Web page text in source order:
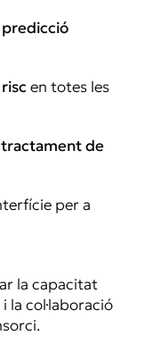
en totes les
tractament de
per a
la capacitat
la col·laboració